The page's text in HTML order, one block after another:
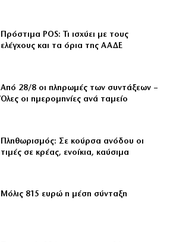
Πρόστιμα POS: Τι ισχύει με τους
ελέγχους και τα όρια της ΑΑΔΕ
Από 28/8 οι πληρωμές των συντάξεων –
Όλες οι ημερομηνίες ανά ταμείο
Πληθωρισμός: Σε κούρσα ανόδου οι
τιμές σε κρέας, ενοίκια, καύσιμα
Μόλις 815 ευρώ η μέση σύνταξη